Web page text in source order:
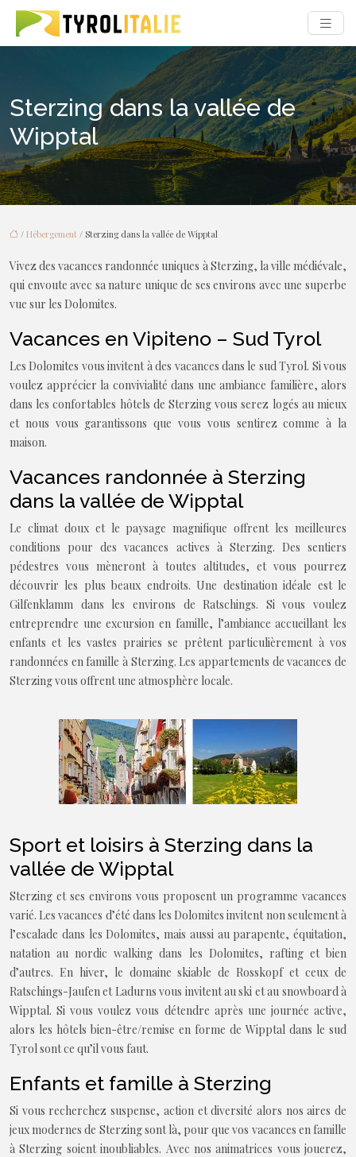
Sterzing dans la vallée de
Wipptal
/ Hébergement / Sterzing dans la vallée de Wipptal
Vivez des vacances randonnée uniques à Sterzing, la ville médiévale,
qui envoute avec sa nature unique de ses environs avec une superbe
vue sur les Dolomites.
Vacances en Vipiteno – Sud Tyrol
Les Dolomites vous invitent à des vacances dans le sud Tyrol. Si vous
voulez apprécier la convivialité dans une ambiance familière, alors
dans les confortables hôtels de Sterzing vous serez logés au mieux
et nous vous garantissons que vous vous sentirez comme à la
maison.
Vacances randonnée à Sterzing
dans la vallée de Wipptal
Le climat doux et le paysage magnifique offrent les meilleures
conditions pour des vacances actives à Sterzing. Des sentiers
pédestres vous mèneront à toutes altitudes, et vous pourrez
découvrir les plus beaux endroits. Une destination idéale est le
Gilfenklamm dans les environs de Ratschings. Si vous voulez
entreprendre une excursion en famille, l’ambiance accueillant les
enfants et les vastes prairies se prêtent particulièrement à vos
randonnées en famille à Sterzing. Les appartements de vacances de
Sterzing vous offrent une atmosphère locale.
Sport et loisirs à Sterzing dans la
vallée de Wipptal
Sterzing et ses environs vous proposent un programme vacances
varié. Les vacances d’été dans les Dolomites invitent non seulement à
l’escalade dans les Dolomites, mais aussi au parapente, équitation,
natation au nordic walking dans les Dolomites, rafting et bien
d’autres. En hiver, le domaine skiable de Rosskopf et ceux de
Ratschings-Jaufen et Ladurns vous invitent au ski et au snowboard à
Wipptal. Si vous voulez vous détendre après une journée active,
alors les hôtels bien-être/remise en forme de Wipptal dans le sud
Tyrol sont ce qu’il vous faut.
Enfants et famille à Sterzing
Si vous recherchez suspense, action et diversité alors nos aires de
jeux modernes de Sterzing sont là, pour que vos vacances en famille
à Sterzing soient inoubliables. Avec nos animatrices vous jouerez,